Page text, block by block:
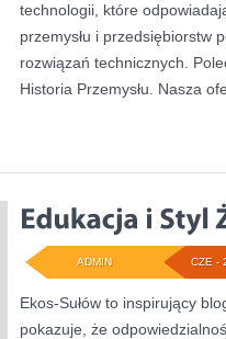
technologii, które
przemysłu i przedsiębiorstw
rozwiązań technicznych.
Historia Przemysłu. Nasza
CZE -
ADMIN
Ekos-Sułów to inspirujący
pokazuje, że